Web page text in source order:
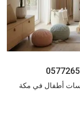
أطفال في مكة